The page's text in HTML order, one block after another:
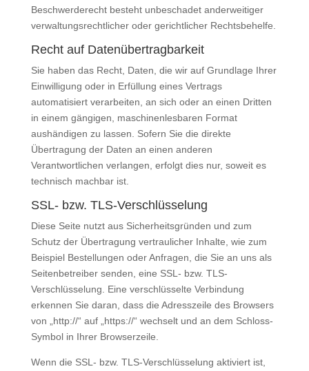
Beschwerderecht besteht unbeschadet anderweitiger
verwaltungsrechtlicher oder gerichtlicher Rechtsbehelfe.
Recht auf Daten­übertrag­barkeit
Sie haben das Recht, Daten, die wir auf Grundlage Ihrer
Einwilligung oder in Erfüllung eines Vertrags
automatisiert verarbeiten, an sich oder an einen Dritten
in einem gängigen, maschinenlesbaren Format
aushändigen zu lassen. Sofern Sie die direkte
Übertragung der Daten an einen anderen
Verantwortlichen verlangen, erfolgt dies nur, soweit es
technisch machbar ist.
SSL- bzw. TLS-Verschlüsselung
Diese Seite nutzt aus Sicherheitsgründen und zum
Schutz der Übertragung vertraulicher Inhalte, wie zum
Beispiel Bestellungen oder Anfragen, die Sie an uns als
Seitenbetreiber senden, eine SSL- bzw. TLS-
Verschlüsselung. Eine verschlüsselte Verbindung
erkennen Sie daran, dass die Adresszeile des Browsers
von „http://“ auf „https://“ wechselt und an dem Schloss-
Symbol in Ihrer Browserzeile.
Wenn die SSL- bzw. TLS-Verschlüsselung aktiviert ist,